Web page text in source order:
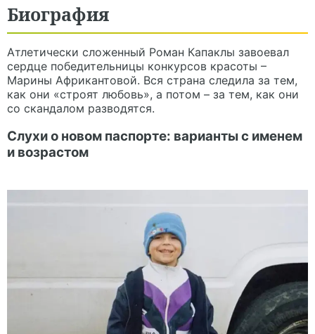
Биография
Атлетически сложенный Роман Капаклы завоевал
сердце победительницы конкурсов красоты –
Марины Африкантовой. Вся страна следила за тем,
как они «строят любовь», а потом – за тем, как они
со скандалом разводятся.
Слухи о новом паспорте: варианты с именем
и возрастом